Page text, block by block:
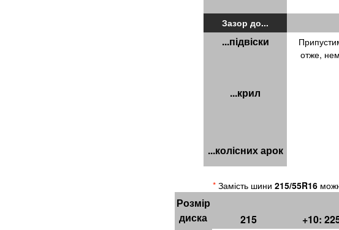
Зазор до...
...підвіски
отже,
...крил
...колісних арок
*Замість шини 215/55R16
Розмір
диска
215
+10: